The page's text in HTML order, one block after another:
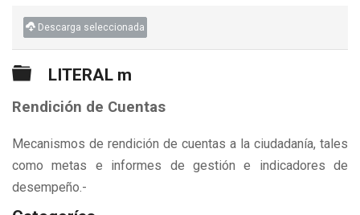
Descarga seleccionada
Carpeta
LITERAL m
Rendición de Cuentas
Mecanismos de rendición de cuentas a la ciudadanía, tales
como metas e informes de gestión e indicadores de
desempeño.-